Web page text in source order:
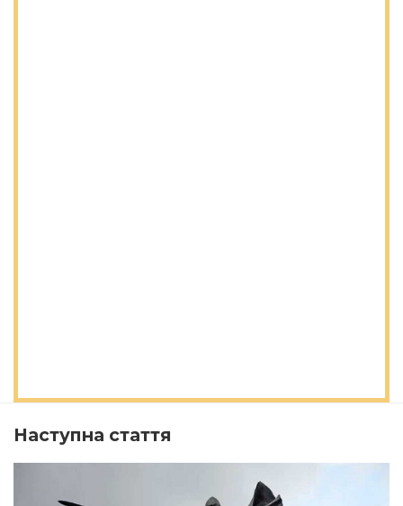
Наступна стаття